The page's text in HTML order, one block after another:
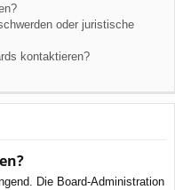
oder juristische
kontaktieren?
Die Board-Administration